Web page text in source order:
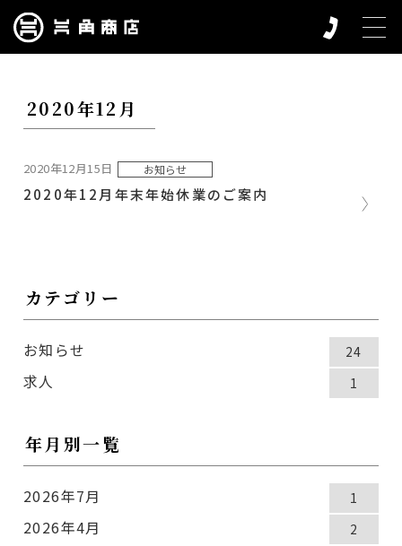
2020年12月
2020年12月15日 お知らせ
2020年12月年末年始休業のご案内
カテゴリー
お知らせ 24
求人 1
年月別一覧
2026年7月 1
2026年4月 2